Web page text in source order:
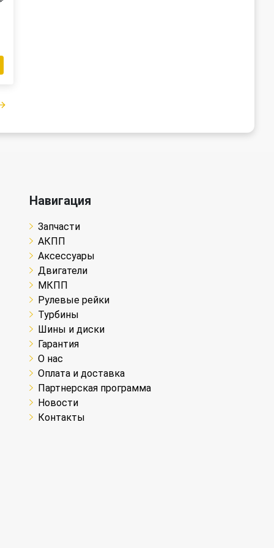
Навигация
Запчасти
АКПП
Аксессуары
Двигатели
МКПП
Рулевые рейки
Турбины
Шины и диски
Гарантия
О нас
Оплата и доставка
Партнерская программа
Новости
Контакты